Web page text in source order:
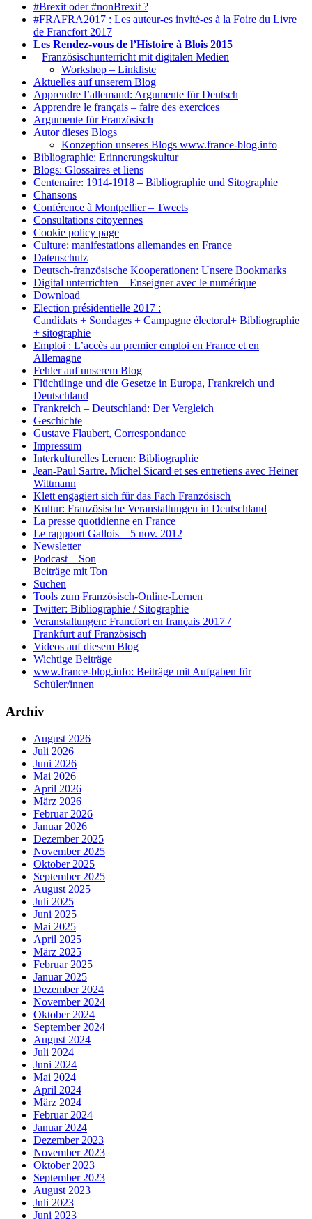
#Brexit oder #nonBrexit ?
#FRAFRA2017 : Les auteur-es invité-es à la Foire du Livre
de Francfort 2017
Les Rendez-vous de l’Histoire à Blois 2015
Französischunterricht mit digitalen Medien
Workshop – Linkliste
Aktuelles auf unserem Blog
Apprendre l’allemand: Argumente für Deutsch
Apprendre le français – faire des exercices
Argumente für Französisch
Autor dieses Blogs
Konzeption unseres Blogs www.france-blog.info
Bibliographie: Erinnerungskultur
Blogs: Glossaires et liens
Centenaire: 1914-1918 – Bibliographie und Sitographie
Chansons
Conférence à Montpellier – Tweets
Consultations citoyennes
Cookie policy page
Culture: manifestations allemandes en France
Datenschutz
Deutsch-französische Kooperationen: Unsere Bookmarks
Digital unterrichten – Enseigner avec le numérique
Download
Election présidentielle 2017 :
Candidats + Sondages + Campagne électoral+ Bibliographie
+ sitographie
Emploi : L’accès au premier emploi en France et en
Allemagne
Fehler auf unserem Blog
Flüchtlinge und die Gesetze in Europa, Frankreich und
Deutschland
Frankreich – Deutschland: Der Vergleich
Geschichte
Gustave Flaubert, Correspondance
Impressum
Interkulturelles Lernen: Bibliographie
Jean-Paul Sartre. Michel Sicard et ses entretiens avec Heiner
Wittmann
Klett engagiert sich für das Fach Französisch
Kultur: Französische Veranstaltungen in Deutschland
La presse quotidienne en France
Le rappport Gallois – 5 nov. 2012
Newsletter
Podcast – Son
Beiträge mit Ton
Suchen
Tools zum Französisch-Online-Lernen
Twitter: Bibliographie / Sitographie
Veranstaltungen: Francfort en français 2017 /
Frankfurt auf Französisch
Videos auf diesem Blog
Wichtige Beiträge
www.france-blog.info: Beiträge mit Aufgaben für
Schüler/innen
Archiv
August 2026
Juli 2026
Juni 2026
Mai 2026
April 2026
März 2026
Februar 2026
Januar 2026
Dezember 2025
November 2025
Oktober 2025
September 2025
August 2025
Juli 2025
Juni 2025
Mai 2025
April 2025
März 2025
Februar 2025
Januar 2025
Dezember 2024
November 2024
Oktober 2024
September 2024
August 2024
Juli 2024
Juni 2024
Mai 2024
April 2024
März 2024
Februar 2024
Januar 2024
Dezember 2023
November 2023
Oktober 2023
September 2023
August 2023
Juli 2023
Juni 2023